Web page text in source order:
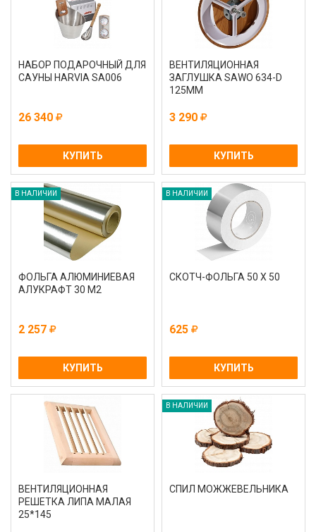
НАБОР ПОДАРОЧНЫЙ ДЛЯ
САУНЫ HARVIA SA006
26 340
КУПИТЬ
ВЕНТИЛЯЦИОННАЯ
ЗАГЛУШКА SAWO 634-D
125ММ
3 290
КУПИТЬ
В НАЛИЧИИ
ФОЛЬГА АЛЮМИНИЕВАЯ
АЛУКРАФТ 30 М2
2 257
КУПИТЬ
В НАЛИЧИИ
СКОТЧ-ФОЛЬГА 50 Х 50
625
КУПИТЬ
ВЕНТИЛЯЦИОННАЯ
РЕШЕТКА ЛИПА МАЛАЯ
25*145
В НАЛИЧИИ
СПИЛ МОЖЖЕВЕЛЬНИКА